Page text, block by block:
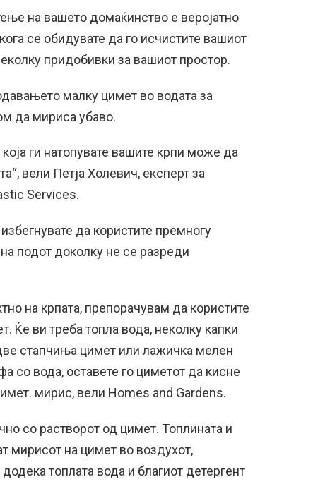
на вашето домаќинство е веројатно
се обидувате да го исчистите вашиот
придобивки за вашиот простор.
малку цимет во водата за
да мириса убаво.
ги натопувате вашите крпи може да
вели Петја Холевич, експерт за
Services.
да користите премногу
подот доколку не се разреди
на крпата, препорачувам да користите
Ќе ви треба топла вода, неколку капки
стапчиња цимет или лажичка мелен
со вода, оставете го циметот да кисне
мирис, вели Homes and Gardens.
со растворот од цимет. Топлината и
мирисот на цимет во воздухот,
топлата вода и благиот детергент